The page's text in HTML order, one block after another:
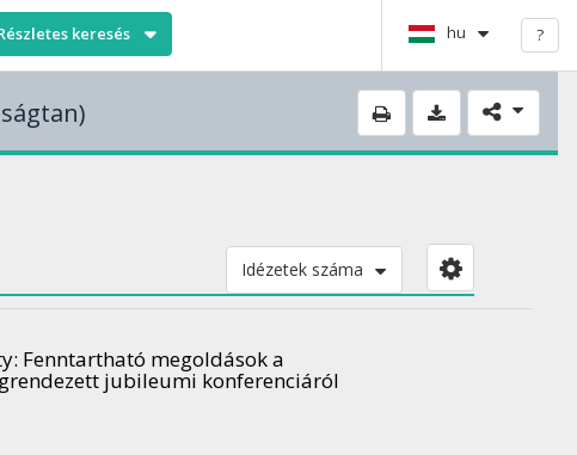
keresés hu ?
Idézetek száma
Fenntartható megoldások a
jubileumi konferenciáról